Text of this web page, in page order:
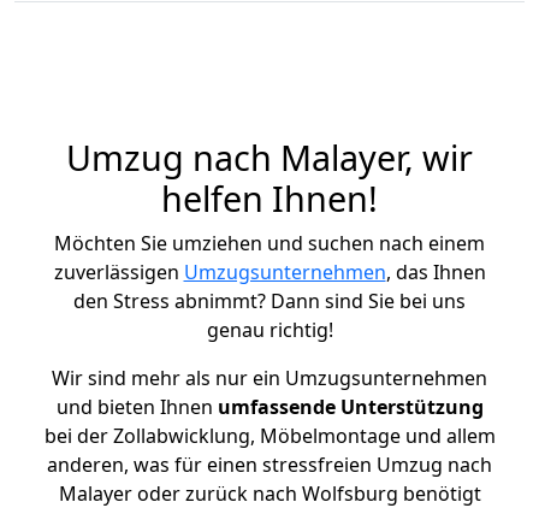
Umzug nach Malayer, wir
helfen Ihnen!
Möchten Sie umziehen und suchen nach einem
zuverlässigen Umzugsunternehmen, das Ihnen
den Stress abnimmt? Dann sind Sie bei uns
genau richtig!
Wir sind mehr als nur ein Umzugsunternehmen
und bieten Ihnen umfassende Unterstützung
bei der Zollabwicklung, Möbelmontage und allem
anderen, was für einen stressfreien Umzug nach
Malayer oder zurück nach Wolfsburg benötigt